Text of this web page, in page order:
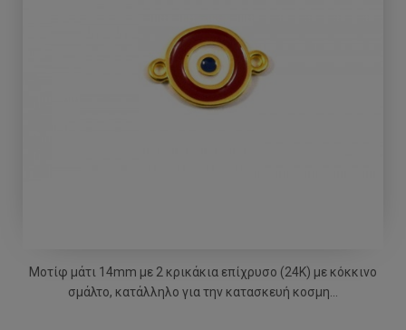
Μοτίφ μάτι 14mm με 2 κρικάκια επίχρυσο (24Κ) με κόκκινο
σμάλτο, κατάλληλο για την κατασκευή κοσμη...